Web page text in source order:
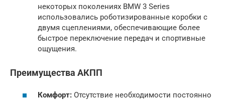
некоторых поколениях BMW 3 Series
использовались роботизированные коробки с
двумя сцеплениями, обеспечивающие более
быстрое переключение передач и спортивные
ощущения.
Преимущества АКПП
Комфорт: Отсутствие необходимости постоянно